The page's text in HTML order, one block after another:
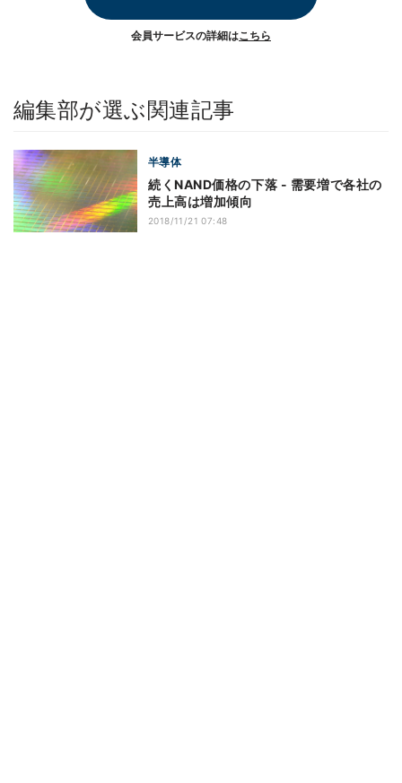
会員サービスの詳細はこちら
編集部が選ぶ関連記事
半導体
続くNAND価格の下落 - 需要増で各社の
売上高は増加傾向
2018/11/21 07:48